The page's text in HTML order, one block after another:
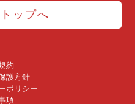
ップへ
約
護方針
ポリシー
項